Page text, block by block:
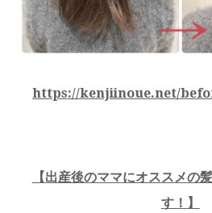
https://kenjiinoue.net/
【出産後のママにオススメの
す！ 】